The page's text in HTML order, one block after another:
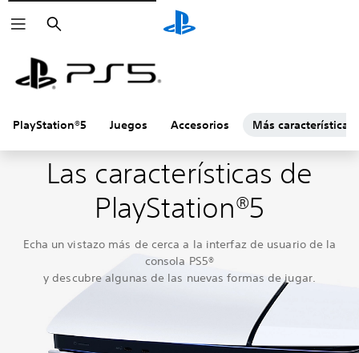
Buscar
PlayStation®5 Juegos Accesorios Más características
Las características de
PlayStation®5
Echa un vistazo más de cerca a la interfaz de usuario de la
consola PS5®
y descubre algunas de las nuevas formas de jugar.